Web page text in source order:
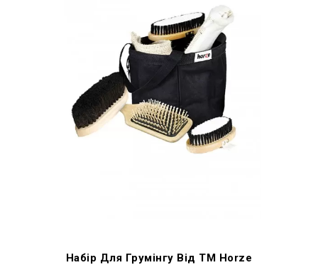
Набір Для Грумінгу Від ТМ Horze